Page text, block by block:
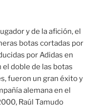
y de la afición, el
botas cortadas por
por Adidas en
el doble de las botas
fueron un gran éxito y
alemana en el
Raúl Tamudo